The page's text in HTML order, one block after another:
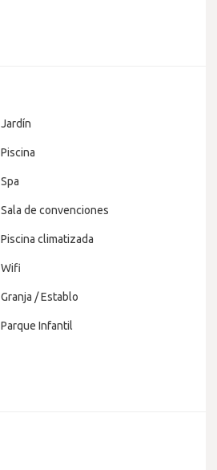
Jardín
Piscina
Spa
Sala de convenciones
Piscina climatizada
Wifi
Granja / Establo
Parque Infantil